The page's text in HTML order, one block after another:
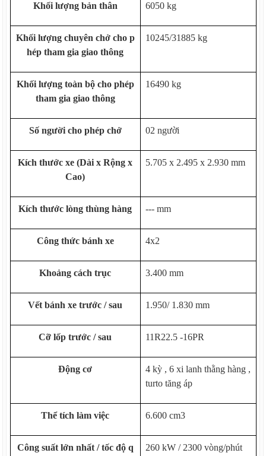
Khối lượng bản thân 6050 kg
Khối lượng chuyên chở cho p
hép tham gia giao thông
10245/31885 kg
Khối lượng toàn bộ cho phép
tham gia giao thông
16490 kg
Số người cho phép chở 02 người
Kích thước xe (Dài x Rộng x
Cao)
5.705 x 2.495 x 2.930 mm
Kích thước lòng thùng hàng --- mm
Công thức bánh xe 4x2
Khoảng cách trục 3.400 mm
Vết bánh xe trước / sau 1.950/ 1.830 mm
Cỡ lốp trước / sau 11R22.5 -16PR
Động cơ
4 kỳ , 6 xi lanh thằng hàng ,
turto tăng áp
Thể tích làm việc 6.600 cm3
Công suất lớn nhất / tốc độ q
260 kW / 2300 vòng/phút